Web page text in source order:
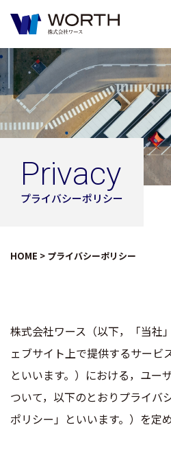
Privacy
プライバシーポリシー
HOME > プライバシーポリシー
株式会社ワース（以下，「当社
ェブサイト上で提供するサービ
といいます。）における，ユー
ついて，以下のとおりプライバ
ポリシー」といいます。）を定め